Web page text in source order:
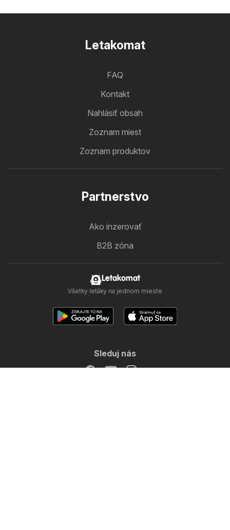
Letakomat
FAQ
Kontakt
Nahlásiť obsah
Zoznam miest
Zoznam produktov
Partnerstvo
Ako inzerovať
B2B zóna
Letakomat
Všetky letáky na jednom mieste
Sleduj nás